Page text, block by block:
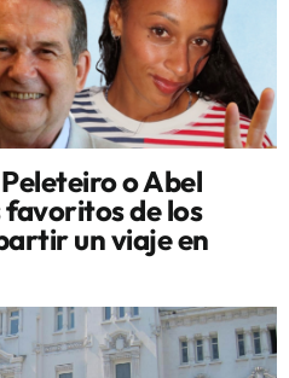
o Abel
de los
un viaje en